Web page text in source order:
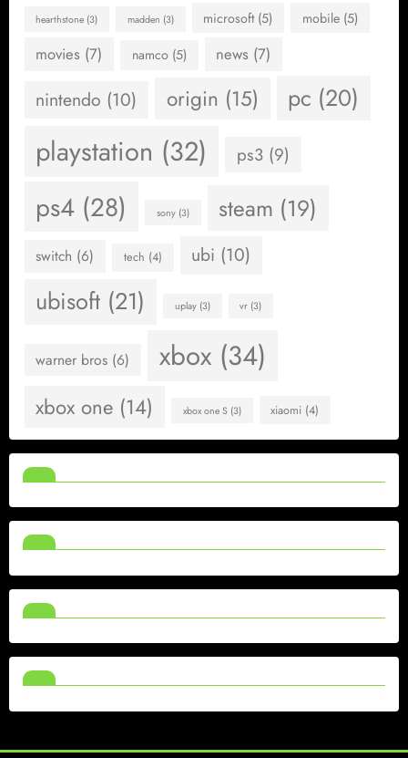
hearthstone (3) madden (3) microsoft(5) mobile(5)
movies (7) namco(5) news (7)
nintendo (10) origin (15) pc (20)
playstation (32) ps3(9)
ps4 (28) sony(3) steam (19)
switch (6) tech (4) ubi (10)
ubisoft (21) uplay(3) vr (3)
warner bros (6) xbox(34)
xbox one (14) xbox one S(3) xiaomi (4)